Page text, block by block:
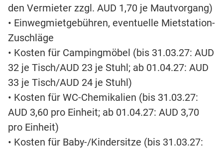
den Vermieter zzgl. AUD 1,70 je Mautvorgang)
• Einwegmietgebühren, eventuelle Mietstation-
Zuschläge
• Kosten für Campingmöbel (bis 31.03.27: AUD
32 je Tisch/AUD 23 je Stuhl; ab 01.04.27: AUD
33 je Tisch/AUD 24 je Stuhl)
• Kosten für WC-Chemikalien (bis 31.03.27:
AUD 3,60 pro Einheit; ab 01.04.27: AUD 3,70
pro Einheit)
• Kosten für Baby-/Kindersitze (bis 31.03.27: